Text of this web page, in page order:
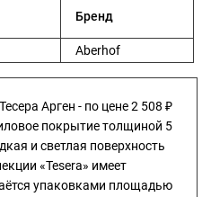
Бренд
Aberhof
Арген - по цене 2 508 ₽
покрытие толщиной 5
и светлая поверхность
«Tesera» имеет
упаковками площадью